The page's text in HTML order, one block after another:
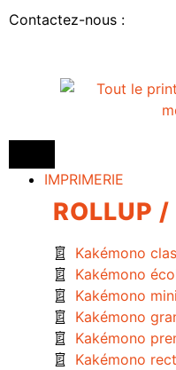
Contactez-nous :
IMPRIMERIE
ROLLUP
Kakémono
Kakémono
Kakémono mini
Kakémono
Kakémono
Kakémono